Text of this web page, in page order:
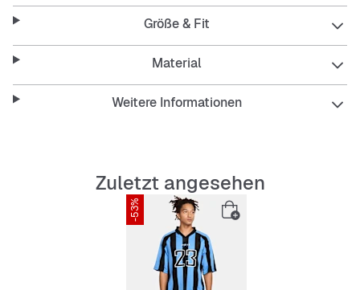
Größe & Fit
Material
Weitere Informationen
Zuletzt angesehen
-53%